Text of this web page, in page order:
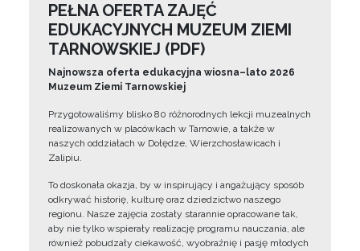
PEŁNA OFERTA ZAJĘĆ
EDUKACYJNYCH MUZEUM ZIEMI
TARNOWSKIEJ (PDF)
Najnowsza oferta edukacyjna wiosna–lato 2026
Muzeum Ziemi Tarnowskiej
Przygotowaliśmy blisko 80 różnorodnych lekcji muzealnych
realizowanych w placówkach w Tarnowie, a także w
naszych oddziałach w Dołędze, Wierzchosławicach i
Zalipiu.
To doskonała okazja, by w inspirujący i angażujący sposób
odkrywać historię, kulturę oraz dziedzictwo naszego
regionu. Nasze zajęcia zostały starannie opracowane tak,
aby nie tylko wspierały realizację programu nauczania, ale
również pobudzały ciekawość, wyobraźnię i pasję młodych